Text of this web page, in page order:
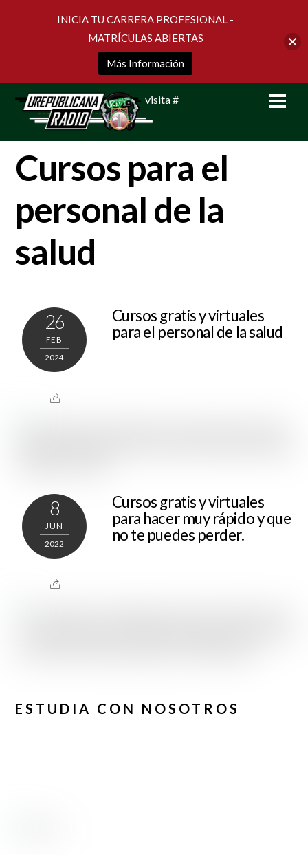
visita #
Cursos para el
personal de la
salud
26
FEB
2024
Cursos gratis y virtuales
para el personal de la salud
8
JUN
2022
Cursos gratis y virtuales
para hacer muy rápido y que
no te puedes perder.
ESTUDIA CON NOSOTROS
INICIA TU CARRERA PROFESIONAL -
MATRÍCULAS ABIERTAS
Más Información